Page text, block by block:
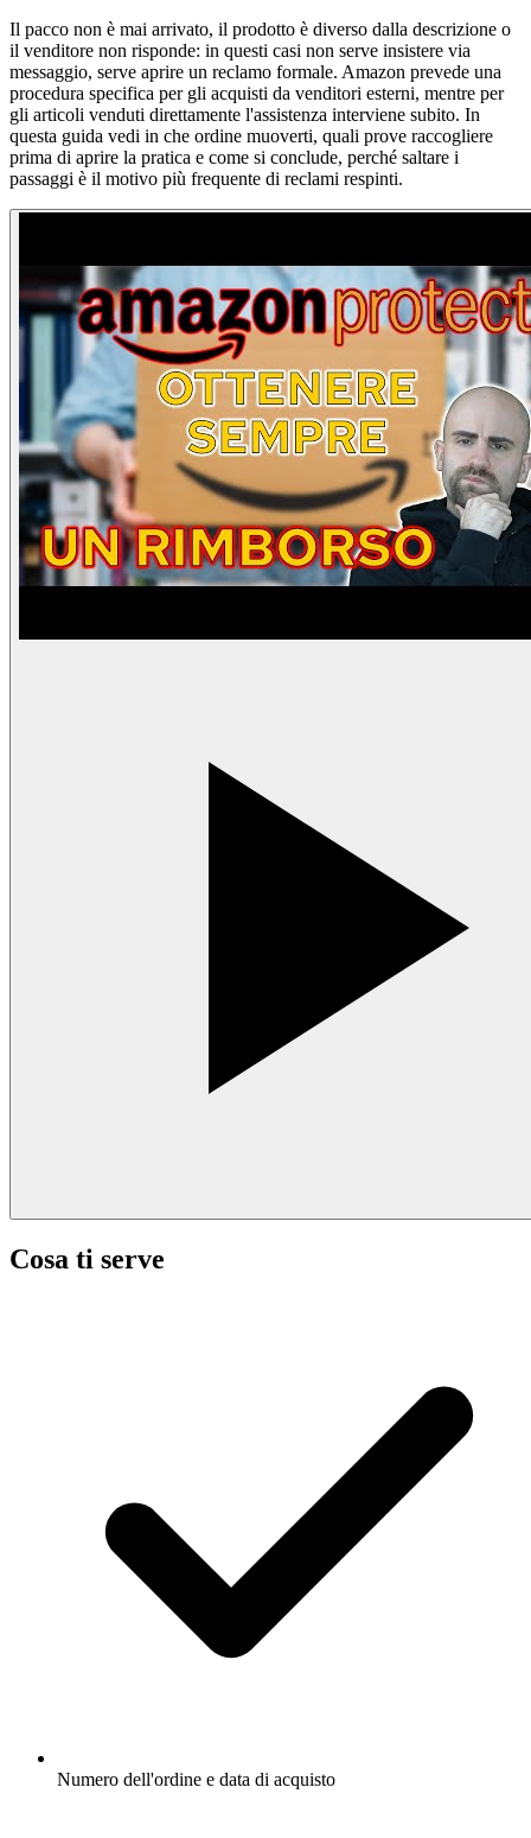
Il pacco non è mai arrivato, il prodotto è diverso dalla descrizione o
il venditore non risponde: in questi casi non serve insistere via
messaggio, serve aprire un reclamo formale. Amazon prevede una
procedura specifica per gli acquisti da venditori esterni, mentre per
gli articoli venduti direttamente l'assistenza interviene subito. In
questa guida vedi in che ordine muoverti, quali prove raccogliere
prima di aprire la pratica e come si conclude, perché saltare i
passaggi è il motivo più frequente di reclami respinti.
Cosa ti serve
Numero dell'ordine e data di acquisto